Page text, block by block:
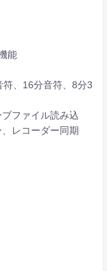
能
符、16分音符、8分3
ファイル読み込
レコーダー同期